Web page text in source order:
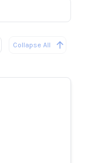
Collapse All